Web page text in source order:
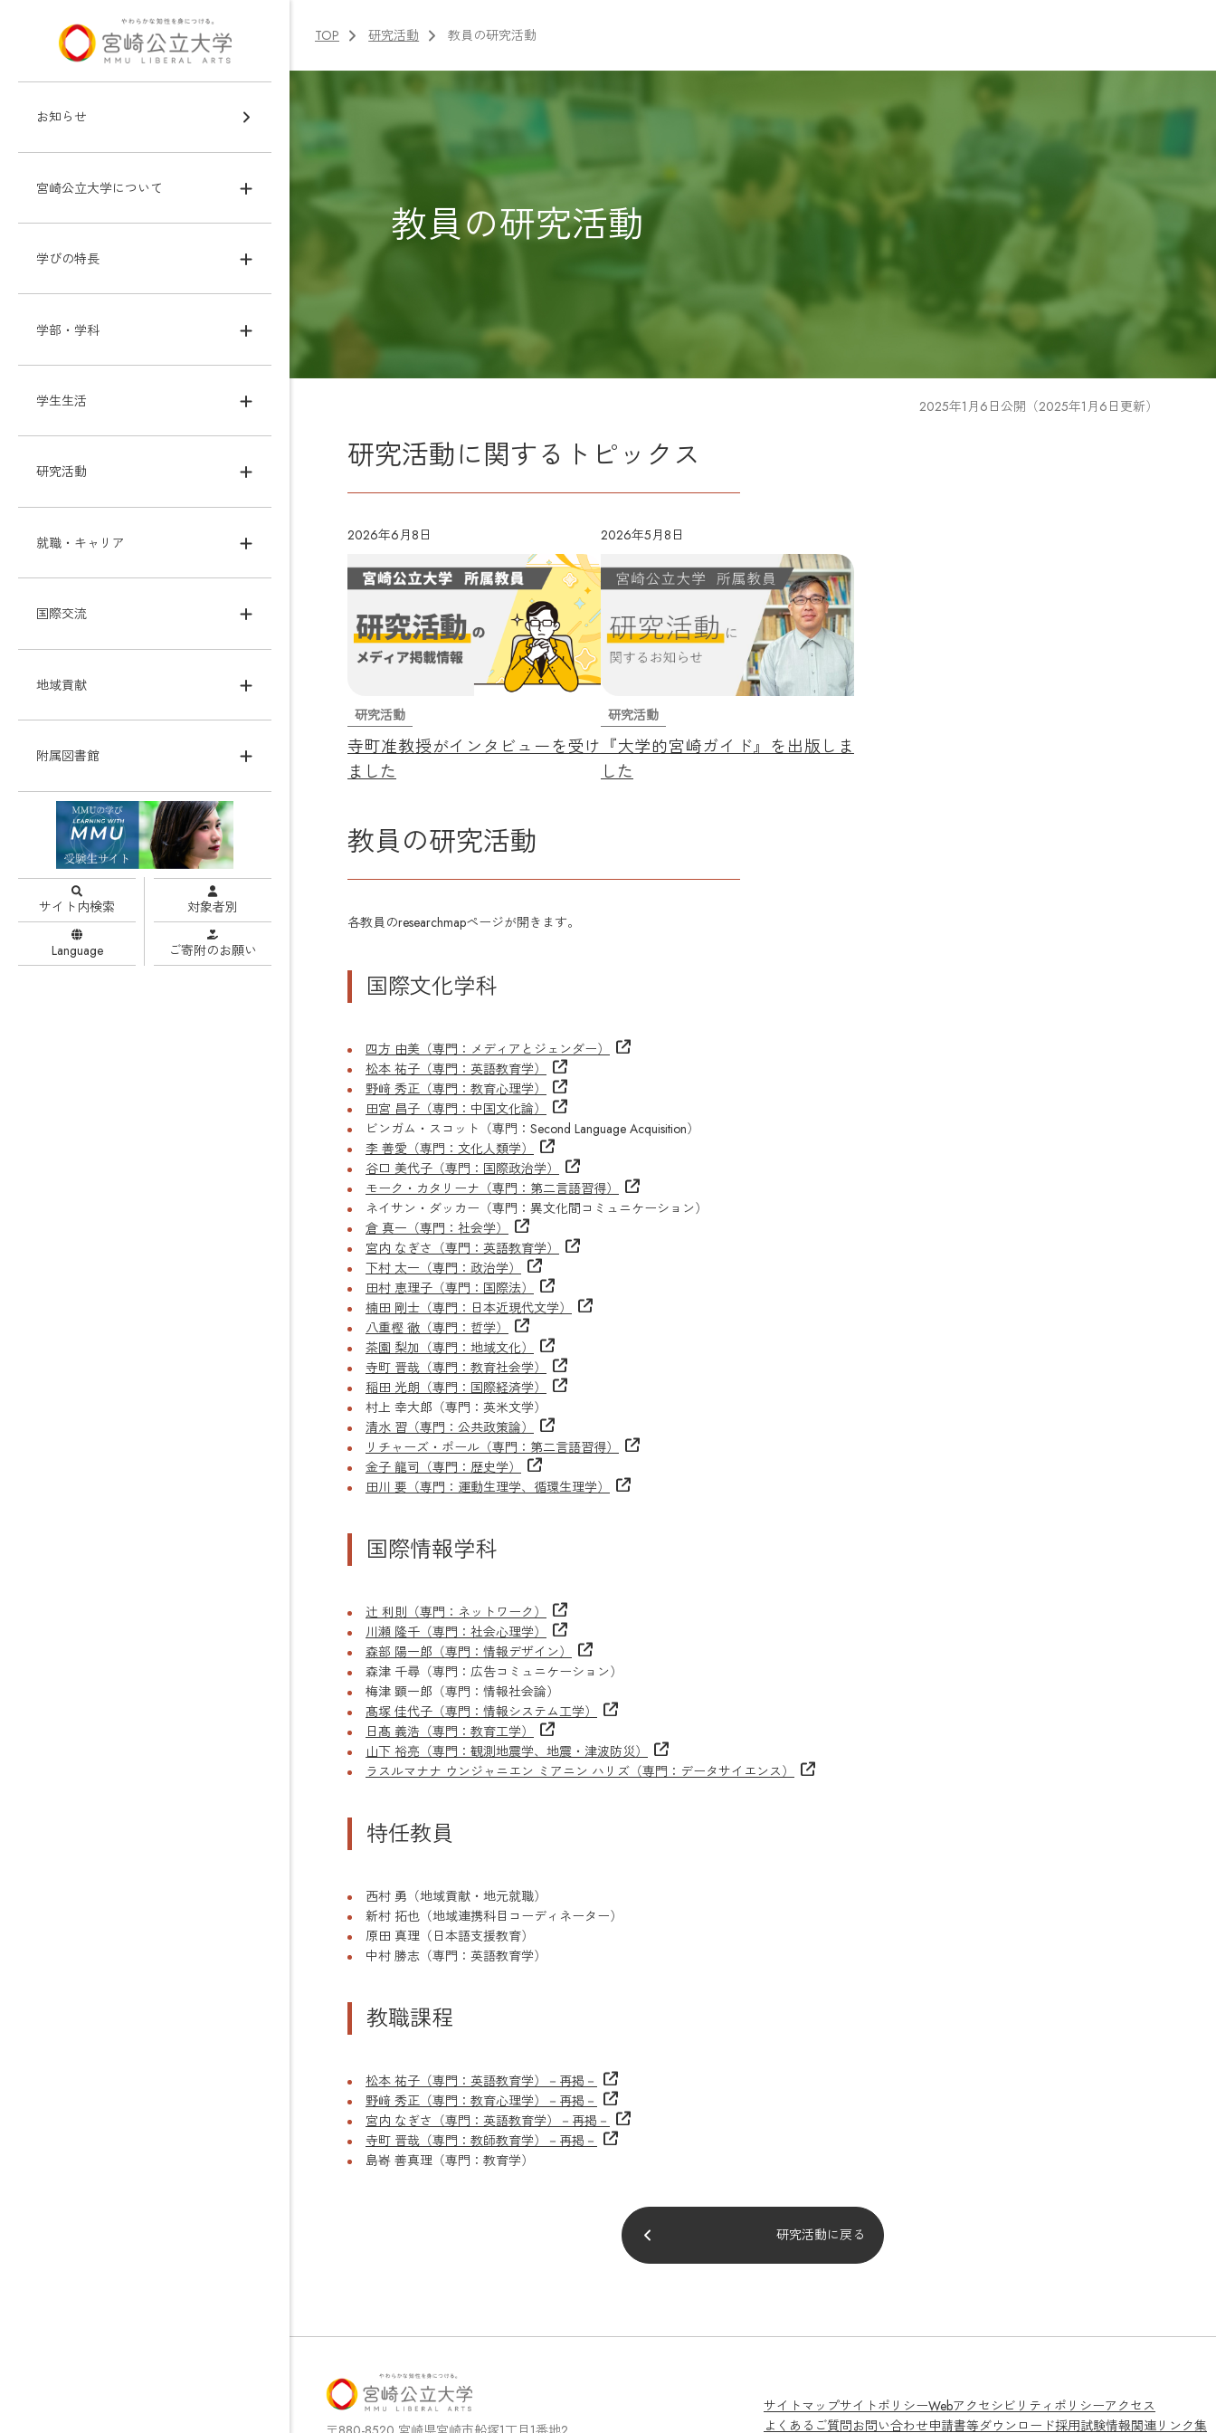
お知らせ
宮崎公立大学について
学びの特長
学部・学科
学生生活
研究活動
就職・キャリア
国際交流
地域貢献
附属図書館
サイト内検索 対象者別
Language ご寄附のお願い
TOP 研究活動 教員の研究活動
教員の研究活動
2025年1月6日公開（2025年1月6日更新）
研究活動に関するトピックス
2026年6月8日
研究活動
寺町准教授がインタビューを受け
ました
2026年5月8日
研究活動
『大学的宮崎ガイド』を出版しま
した
教員の研究活動
各教員のresearchmapページが開きます。
国際文化学科
四方 由美（専門：メディアとジェンダー）
松本 祐子（専門：英語教育学）
野﨑 秀正（専門：教育心理学）
田宮 昌子（専門：中国文化論）
ビンガム・スコット（専門：Second Language Acquisition）
李 善愛（専門：文化人類学）
谷口 美代子（専門：国際政治学）
モーク・カタリーナ（専門：第二言語習得）
ネイサン・ダッカー（専門：異文化間コミュニケーション）
倉 真一（専門：社会学）
宮内 なぎさ（専門：英語教育学）
下村 太一（専門：政治学）
田村 恵理子（専門：国際法）
楠田 剛士（専門：日本近現代文学）
八重樫 徹（専門：哲学）
茶園 梨加（専門：地域文化）
寺町 晋哉（専門：教育社会学）
稲田 光朗（専門：国際経済学）
村上 幸大郎（専門：英米文学）
清水 習（専門：公共政策論）
リチャーズ・ポール（専門：第二言語習得）
金子 龍司（専門：歴史学）
田川 要（専門：運動生理学、循環生理学）
国際情報学科
辻 利則（専門：ネットワーク）
川瀬 隆千（専門：社会心理学）
森部 陽一郎（専門：情報デザイン）
森津 千尋（専門：広告コミュニケーション）
梅津 顕一郎（専門：情報社会論）
髙塚 佳代子（専門：情報システム工学）
日髙 義浩（専門：教育工学）
山下 裕亮（専門：観測地震学、地震・津波防災）
ラスルマナナ ウンジャニエン ミアニン ハリズ（専門：データサイエンス）
特任教員
西村 勇（地域貢献・地元就職）
新村 拓也（地域連携科目コーディネーター）
原田 真理（日本語支援教育）
中村 勝志（専門：英語教育学）
教職課程
松本 祐子（専門：英語教育学）－再掲－
野﨑 秀正（専門：教育心理学）－再掲－
宮内 なぎさ（専門：英語教育学）－再掲－
寺町 晋哉（専門：教師教育学）－再掲－
島㟢 善真理（専門：教育学）
研究活動に戻る
サイトマップサイトポリシーWebアクセシビリティポリシーアクセス
よくあるご質問お問い合わせ申請書等ダウンロード採用試験情報関連リンク集